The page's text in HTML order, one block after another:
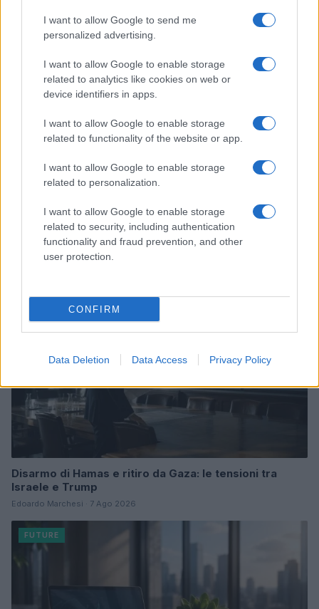
I want to allow Google to send me
personalized advertising.
I want to allow Google to enable storage
related to analytics like cookies on web or
device identifiers in apps.
I want to allow Google to enable storage
related to functionality of the website or app.
I want to allow Google to enable storage
related to personalization.
I want to allow Google to enable storage
related to security, including authentication
functionality and fraud prevention, and other
user protection.
CONFIRM
Data Deletion Data Access Privacy Policy
Continua a leggere
Disarmo di Hamas e ritiro da Gaza: le tensioni tra
Israele e Trump
Edoardo Marchesi · 7 Ago 2026
FUTURE